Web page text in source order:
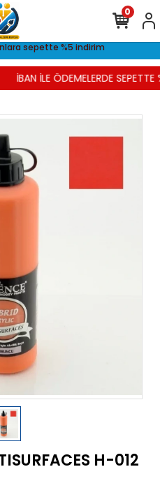
sepette %5 indirim
İBAN İLE ÖDEMELERDE SEPETTE
0
H-012